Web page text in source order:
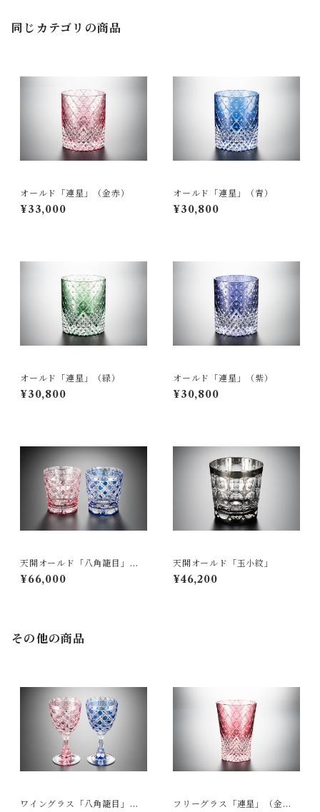
同じカテゴリの商品
オールド「連星」（金赤）
¥33,000
オールド「連星」（青）
¥30,800
オールド「連星」（緑）
¥30,800
オールド「連星」（紫）
¥30,800
天開オールド「八角籠目」
（ペア）
¥66,000
天開オールド「玉小紋」
¥46,200
その他の商品
ワイングラス「八角籠目」
フリーグラス「連星」（金